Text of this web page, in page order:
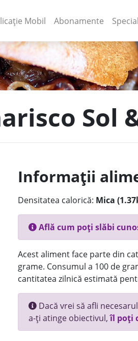
Mobil (current)
Abonamente
Sol
Informații
Densitatea calorică: Mica
Află cum poți slăbi
Acest aliment face parte din
grame. Consumul a 100 de
cantitatea zilnică estimată
Dacă vrei să afli
a-ți atinge obiectivul,îl poți